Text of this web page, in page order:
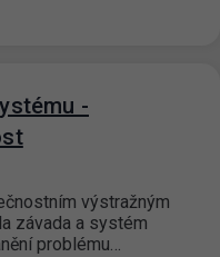
-
výstražným
závada a systém
problému…